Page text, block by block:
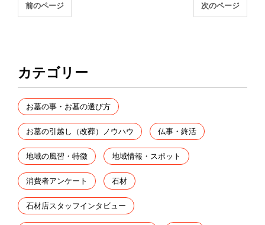
前のページ 次のページ
カテゴリー
お墓の事・お墓の選び方
お墓の引越し（改葬）ノウハウ 仏事・終活
地域の風習・特徴 地域情報・スポット
消費者アンケート 石材
石材店スタッフインタビュー